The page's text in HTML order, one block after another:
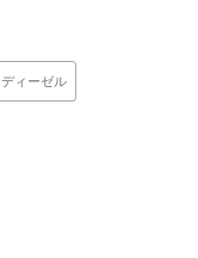
ディーゼル